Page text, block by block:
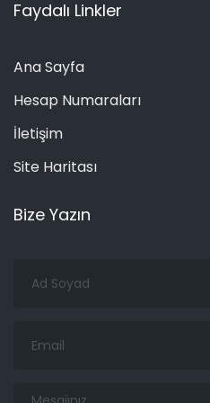
Faydalı Linkler
Ana Sayfa
Hesap Numaraları
İletişim
Site Haritası
Bize Yazın
Soyad
Mesajınız